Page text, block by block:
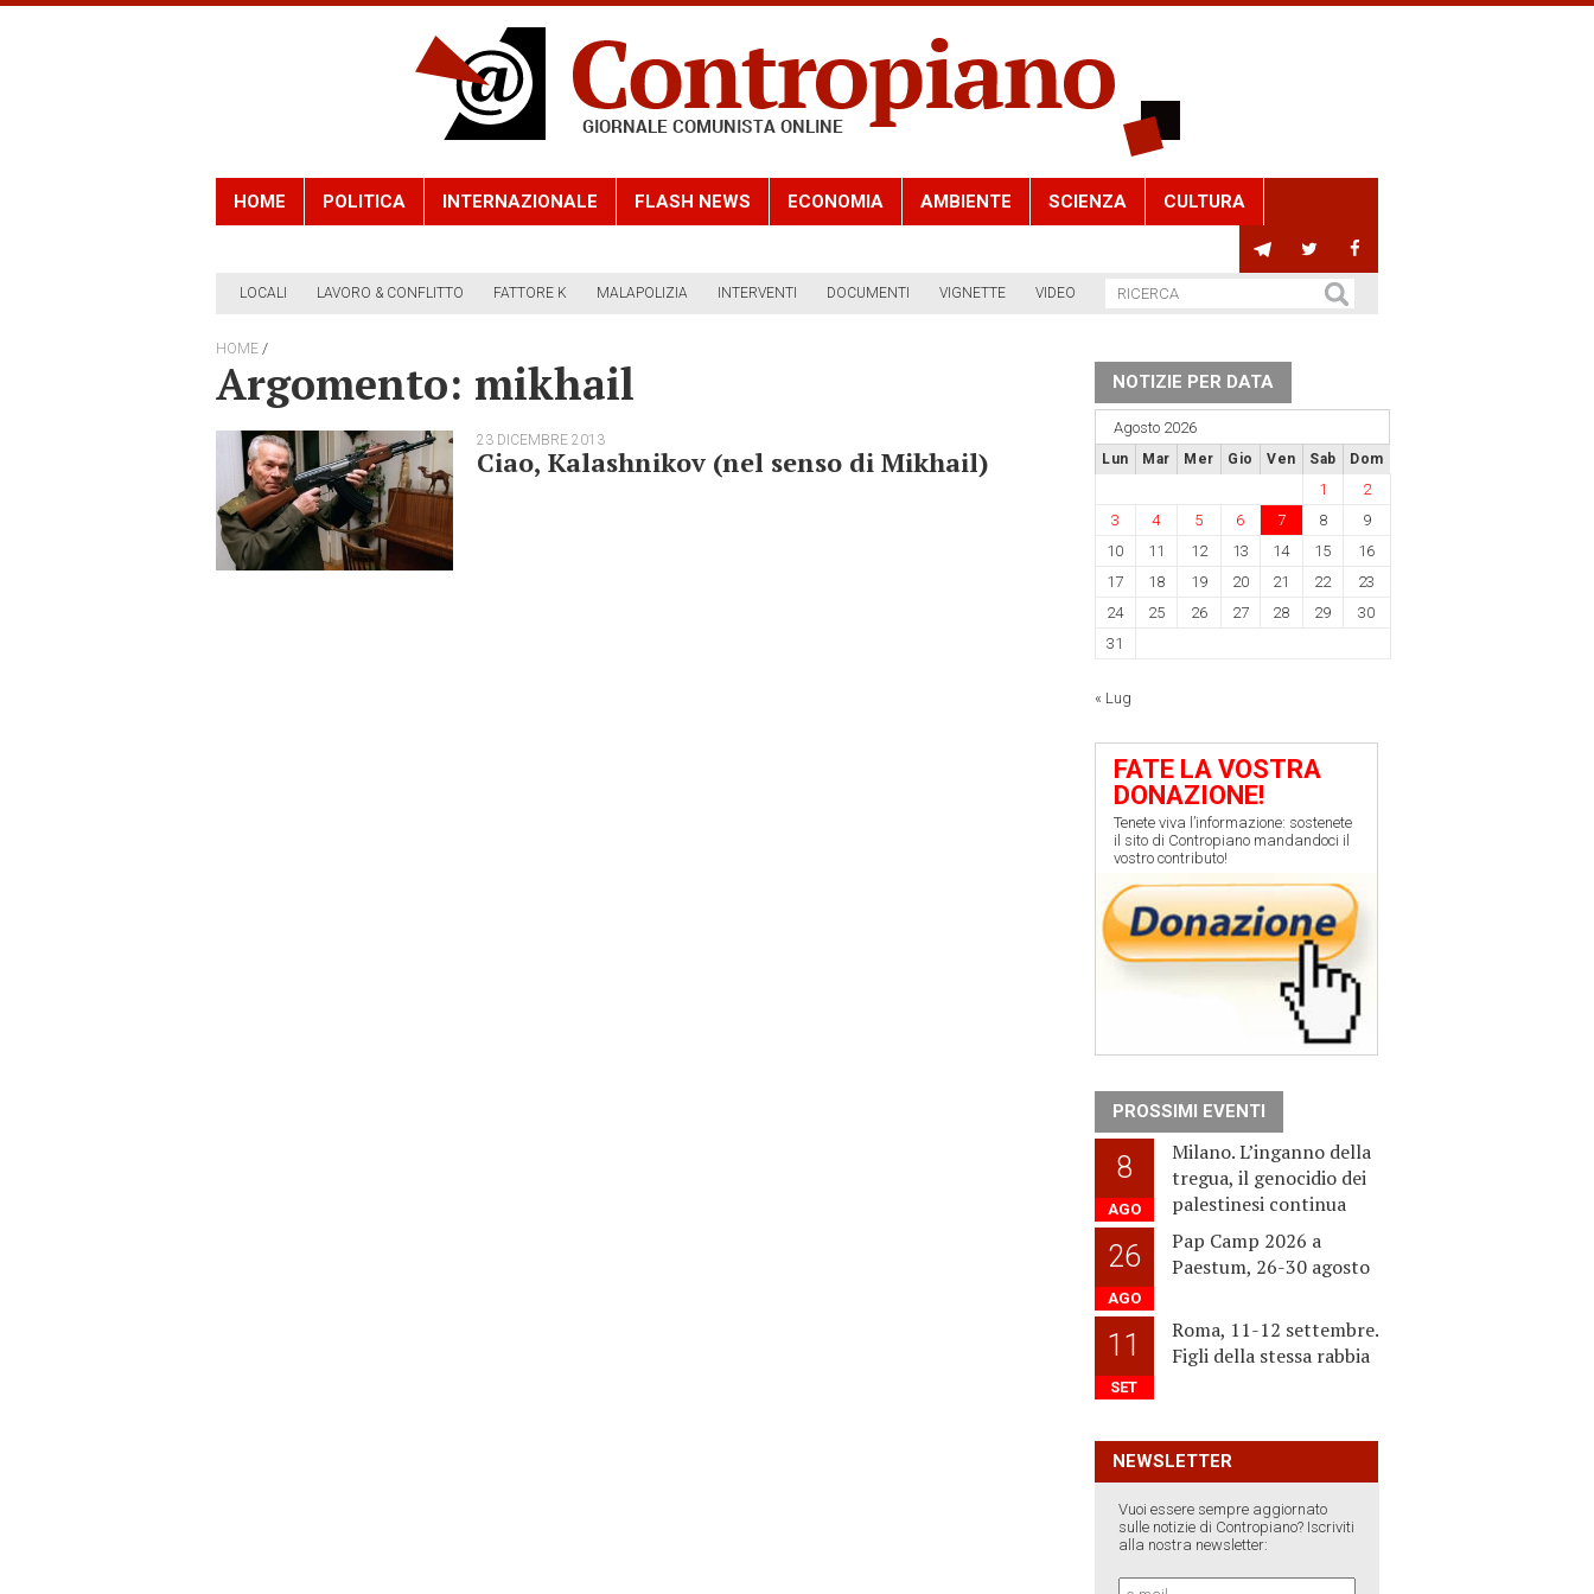
HOME POLITICA INTERNAZIONALE FLASH NEWS ECONOMIA AMBIENTE SCIENZA CULTURA
LOCALI LAVORO & CONFLITTO FATTORE K MALAPOLIZIA INTERVENTI DOCUMENTI VIGNETTE VIDEO
HOME /
Argomento: mikhail
23 DICEMBRE 2013
Ciao, Kalashnikov (nel senso di Mikhail)
NOTIZIE PER DATA
Agosto 2026
Lun Mar Mer Gio Ven Sab Dom
1
2
3
4 5 6 7 8
9
10
11 12 13 14 15
16
17
18 19 20 21 22
23
24
25 26 27 28 29
30
31
« Lug
FATE LA VOSTRA
DONAZIONE!
Tenete viva l’informazione: sostenete
il sito di Contropiano mandandoci il
vostro contributo!
PROSSIMI EVENTI
8
AGO
Milano. L’inganno della
tregua, il genocidio dei
palestinesi continua
26
AGO
Pap Camp 2026 a
Paestum, 26-30 agosto
11
SET
Roma, 11-12 settembre.
Figli della stessa rabbia
NEWSLETTER
Vuoi essere sempre aggiornato
sulle notizie di Contropiano? Iscriviti
alla nostra newsletter: